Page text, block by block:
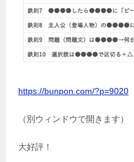
https://bunpon.com/?p=9020
（別ウィンドウで開きます）
大好評！